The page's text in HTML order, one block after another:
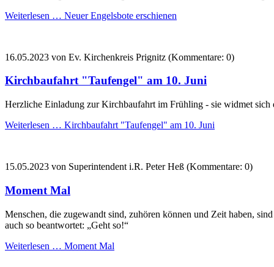
Weiterlesen … Neuer Engelsbote erschienen
16.05.2023 von Ev. Kirchenkreis Prignitz (Kommentare: 0)
Kirchbaufahrt "Taufengel" am 10. Juni
Herzliche Einladung zur Kirchbaufahrt im Frühling - sie widmet sich
Weiterlesen … Kirchbaufahrt "Taufengel" am 10. Juni
15.05.2023 von Superintendent i.R. Peter Heß (Kommentare: 0)
Moment Mal
Menschen, die zugewandt sind, zuhören können und Zeit haben,
auch so beantwortet: „Geht so!“
Weiterlesen … Moment Mal